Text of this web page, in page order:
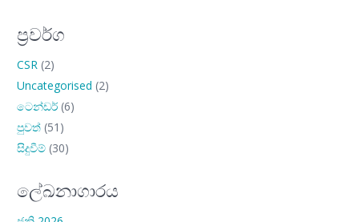
ප්‍රවර්ග
CSR (2)
Uncategorised (2)
ටෙන්ඩර් (6)
පුවත් (51)
සිදුවීම් (30)
ලේඛනාගාරය